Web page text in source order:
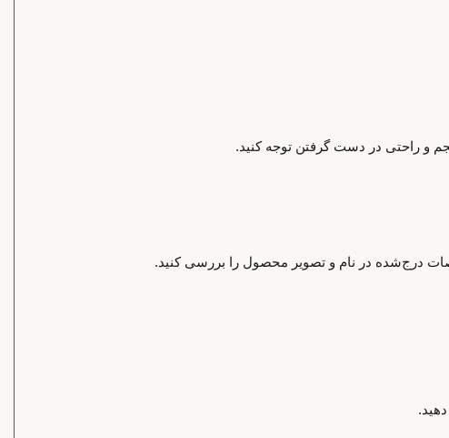
و راحتی در دست گرفتن توجه کنید.
درج‌شده در نام و تصویر محصول را بررسی کنید.